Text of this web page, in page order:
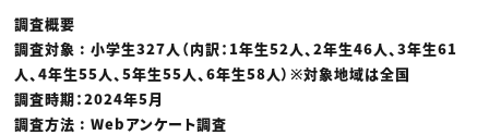
調査概要
調査対象 : 小学生327人（内訳：1年生52人、2年生46人、3年生61
人、4年生55人、5年生55人、6年生58人）※対象地域は全国
調査時期：2024年5月
調査方法 : Webアンケート調査